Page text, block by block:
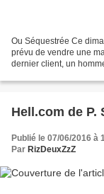
Ou Séquestrée Ce
prévu de vendre une
dernier client, un
Hell.com de P.
Publié le 07/06/2016 à
Par RizDeuxZzZ